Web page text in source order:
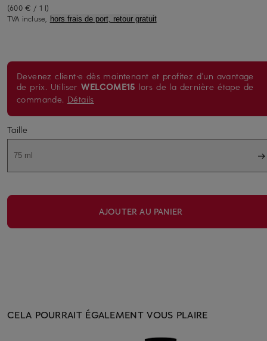
(600 € / 1 l)
TVA incluse,
hors frais de port, retour gratuit
Devenez client·e dès maintenant et profitez d'un avantage
de prix. UtiliserWELCOME15 lors de la dernière étape de
commande. Détails
Taille
75 ml
AJOUTER AU PANIER
CELA POURRAIT ÉGALEMENT VOUS PLAIRE